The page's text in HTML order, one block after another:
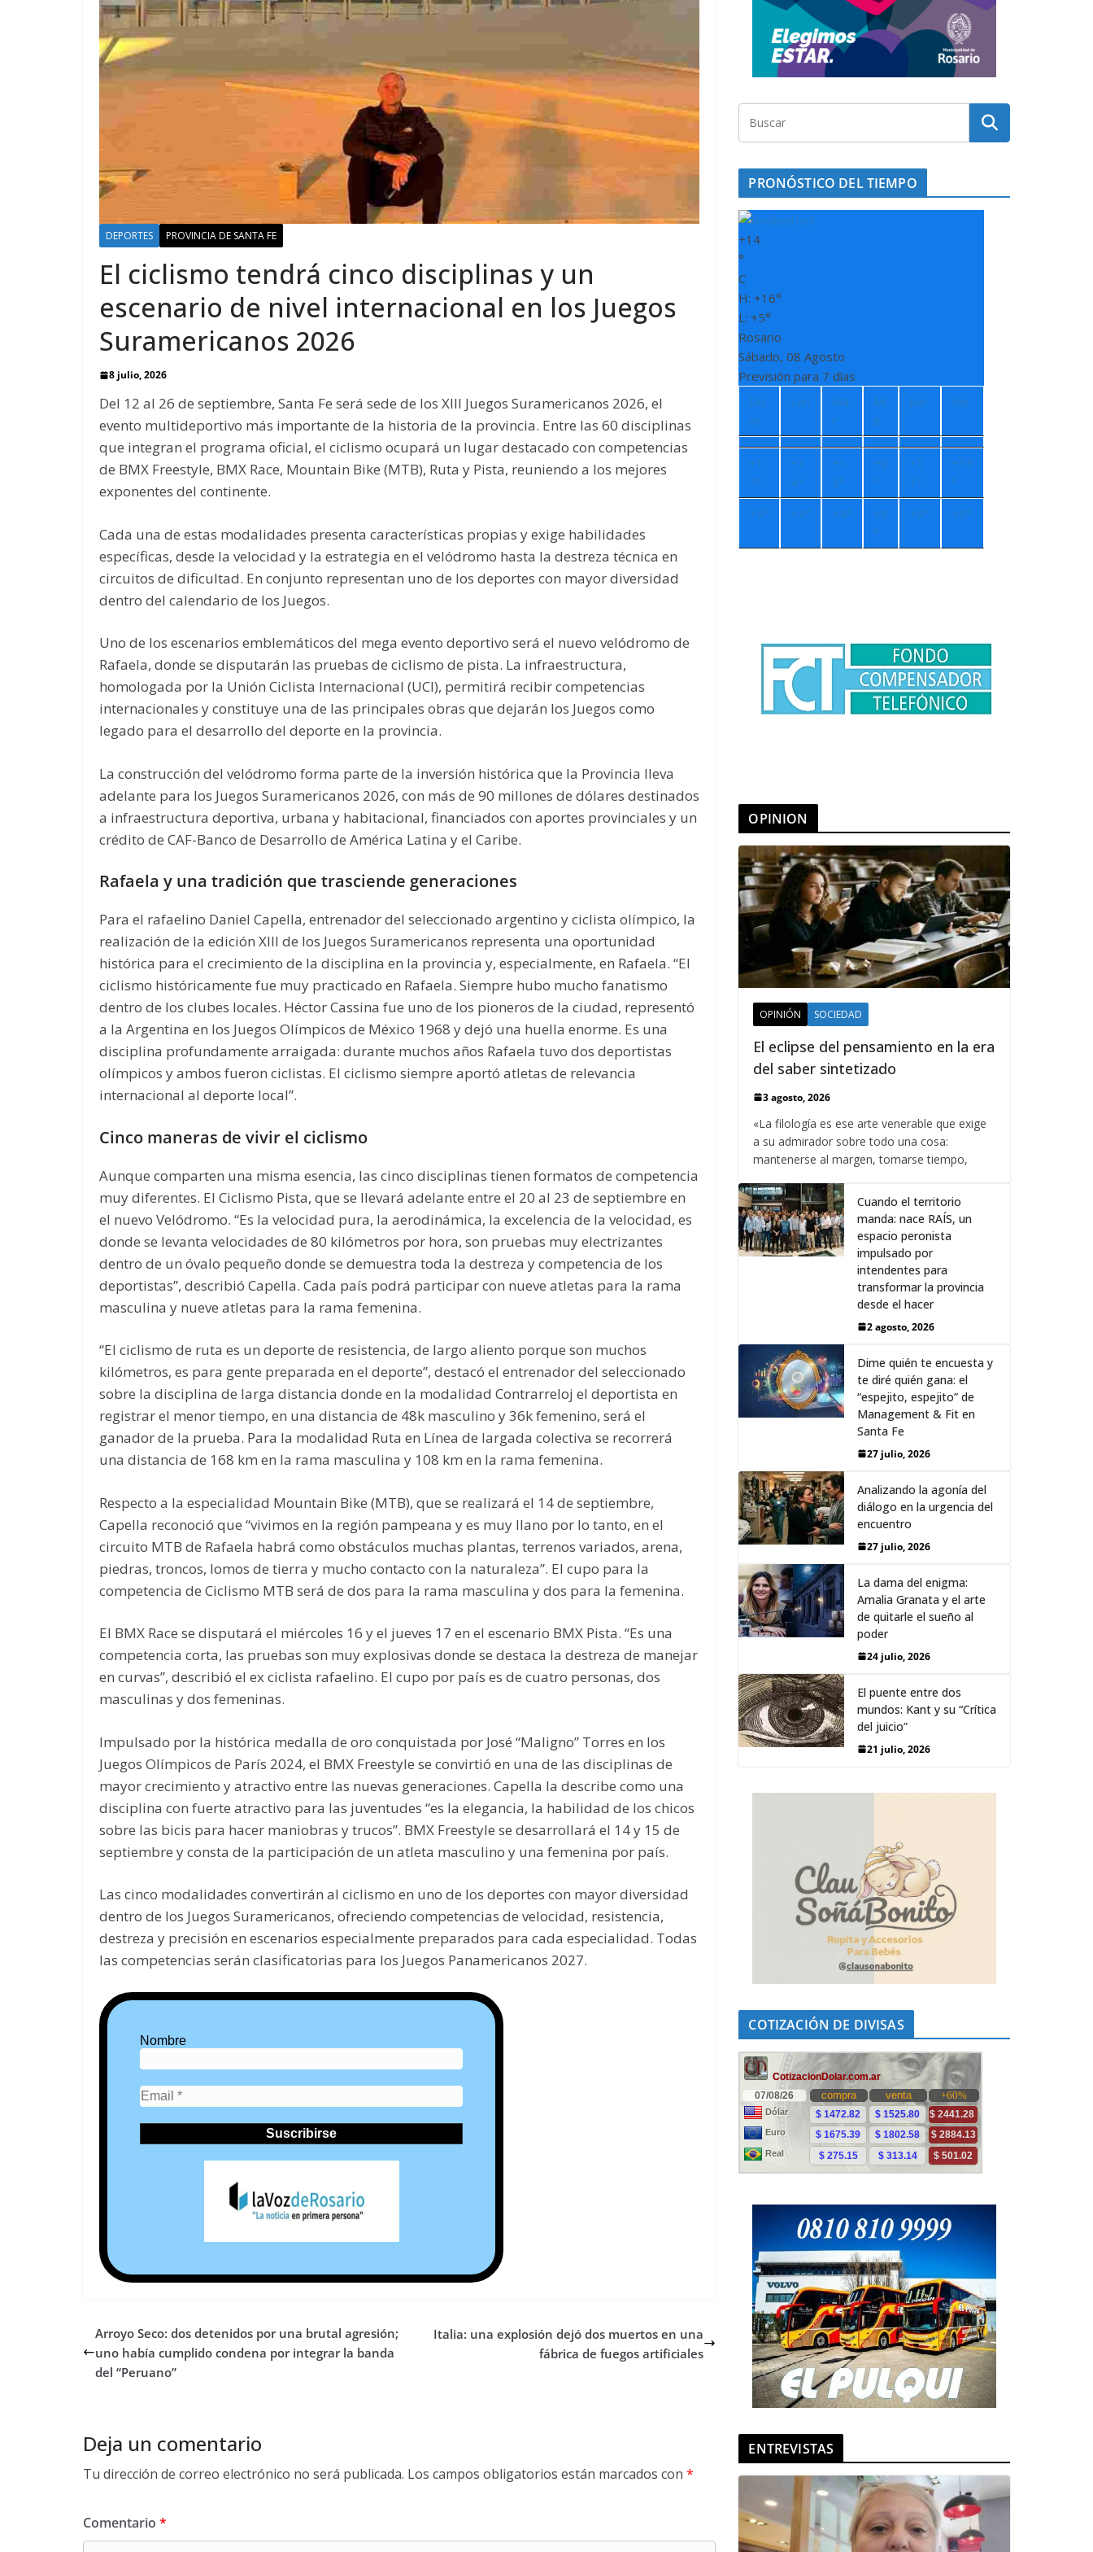
DEPORTES PROVINCIA DE SANTA FE
El ciclismo tendrá cinco disciplinas y un
escenario de nivel internacional en los Juegos
Suramericanos 2026
8 julio, 2026
Del 12 al 26 de septiembre, Santa Fe será sede de los XIII Juegos Suramericanos 2026, el
evento multideportivo más importante de la historia de la provincia. Entre las 60 disciplinas
que integran el programa oficial, el ciclismo ocupará un lugar destacado con competencias
de BMX Freestyle, BMX Race, Mountain Bike (MTB), Ruta y Pista, reuniendo a los mejores
exponentes del continente.
Cada una de estas modalidades presenta características propias y exige habilidades
específicas, desde la velocidad y la estrategia en el velódromo hasta la destreza técnica en
circuitos de dificultad. En conjunto representan uno de los deportes con mayor diversidad
dentro del calendario de los Juegos.
Uno de los escenarios emblemáticos del mega evento deportivo será el nuevo velódromo de
Rafaela, donde se disputarán las pruebas de ciclismo de pista. La infraestructura,
homologada por la Unión Ciclista Internacional (UCI), permitirá recibir competencias
internacionales y constituye una de las principales obras que dejarán los Juegos como
legado para el desarrollo del deporte en la provincia.
La construcción del velódromo forma parte de la inversión histórica que la Provincia lleva
adelante para los Juegos Suramericanos 2026, con más de 90 millones de dólares destinados
a infraestructura deportiva, urbana y habitacional, financiados con aportes provinciales y un
crédito de CAF-Banco de Desarrollo de América Latina y el Caribe.
Rafaela y una tradición que trasciende generaciones
Para el rafaelino Daniel Capella, entrenador del seleccionado argentino y ciclista olímpico, la
realización de la edición XIII de los Juegos Suramericanos representa una oportunidad
histórica para el crecimiento de la disciplina en la provincia y, especialmente, en Rafaela. “El
ciclismo históricamente fue muy practicado en Rafaela. Siempre hubo mucho fanatismo
dentro de los clubes locales. Héctor Cassina fue uno de los pioneros de la ciudad, representó
a la Argentina en los Juegos Olímpicos de México 1968 y dejó una huella enorme. Es una
disciplina profundamente arraigada: durante muchos años Rafaela tuvo dos deportistas
olímpicos y ambos fueron ciclistas. El ciclismo siempre aportó atletas de relevancia
internacional al deporte local”.
Cinco maneras de vivir el ciclismo
Aunque comparten una misma esencia, las cinco disciplinas tienen formatos de competencia
muy diferentes. El Ciclismo Pista, que se llevará adelante entre el 20 al 23 de septiembre en
el nuevo Velódromo. “Es la velocidad pura, la aerodinámica, la excelencia de la velocidad, es
donde se levanta velocidades de 80 kilómetros por hora, son pruebas muy electrizantes
dentro de un óvalo pequeño donde se demuestra toda la destreza y competencia de los
deportistas”, describió Capella. Cada país podrá participar con nueve atletas para la rama
masculina y nueve atletas para la rama femenina.
“El ciclismo de ruta es un deporte de resistencia, de largo aliento porque son muchos
kilómetros, es para gente preparada en el deporte”, destacó el entrenador del seleccionado
sobre la disciplina de larga distancia donde en la modalidad Contrarreloj el deportista en
registrar el menor tiempo, en una distancia de 48k masculino y 36k femenino, será el
ganador de la prueba. Para la modalidad Ruta en Línea de largada colectiva se recorrerá
una distancia de 168 km en la rama masculina y 108 km en la rama femenina.
Respecto a la especialidad Mountain Bike (MTB), que se realizará el 14 de septiembre,
Capella reconoció que “vivimos en la región pampeana y es muy llano por lo tanto, en el
circuito MTB de Rafaela habrá como obstáculos muchas plantas, terrenos variados, arena,
piedras, troncos, lomos de tierra y mucho contacto con la naturaleza”. El cupo para la
competencia de Ciclismo MTB será de dos para la rama masculina y dos para la femenina.
El BMX Race se disputará el miércoles 16 y el jueves 17 en el escenario BMX Pista. “Es una
competencia corta, las pruebas son muy explosivas donde se destaca la destreza de manejar
en curvas”, describió el ex ciclista rafaelino. El cupo por país es de cuatro personas, dos
masculinas y dos femeninas.
Impulsado por la histórica medalla de oro conquistada por José “Maligno” Torres en los
Juegos Olímpicos de París 2024, el BMX Freestyle se convirtió en una de las disciplinas de
mayor crecimiento y atractivo entre las nuevas generaciones. Capella la describe como una
disciplina con fuerte atractivo para las juventudes “es la elegancia, la habilidad de los chicos
sobre las bicis para hacer maniobras y trucos”. BMX Freestyle se desarrollará el 14 y 15 de
septiembre y consta de la participación de un atleta masculino y una femenina por país.
Las cinco modalidades convertirán al ciclismo en uno de los deportes con mayor diversidad
dentro de los Juegos Suramericanos, ofreciendo competencias de velocidad, resistencia,
destreza y precisión en escenarios especialmente preparados para cada especialidad. Todas
las competencias serán clasificatorias para los Juegos Panamericanos 2027.
Nombre
Arroyo Seco: dos detenidos por una brutal agresión;
uno había cumplido condena por integrar la banda
del “Peruano”
Italia: una explosión dejó dos muertos en una
fábrica de fuegos artificiales
Deja un comentario
Tu dirección de correo electrónico no será publicada. Los campos obligatorios están marcados con *
Comentario *
PRONÓSTICO DEL TIEMPO
+14
°
C
H:+16°
L:+5°
Rosario
Sábado, 08 Agosto
Previsión para 7 días
Do
m
Lun
Ma
r
Mi
é
Jue Vie
+1
7°
+1
4°
+1
3°
+9
°
+1
1°
+13
°
+5° +4° +4° +8
°
+9° +9°
OPINION
OPINIÓN SOCIEDAD
El eclipse del pensamiento en la era
del saber sintetizado
3 agosto, 2026
«La filología es ese arte venerable que exige
a su admirador sobre todo una cosa:
mantenerse al margen, tomarse tiempo,
Cuando el territorio
manda: nace RAÍS, un
espacio peronista
impulsado por
intendentes para
transformar la provincia
desde el hacer
2 agosto, 2026
Dime quién te encuesta y
te diré quién gana: el
“espejito, espejito” de
Management & Fit en
Santa Fe
27 julio, 2026
Analizando la agonía del
diálogo en la urgencia del
encuentro
27 julio, 2026
La dama del enigma:
Amalia Granata y el arte
de quitarle el sueño al
poder
24 julio, 2026
El puente entre dos
mundos: Kant y su “Crítica
del juicio”
21 julio, 2026
COTIZACIÓN DE DIVISAS
ENTREVISTAS